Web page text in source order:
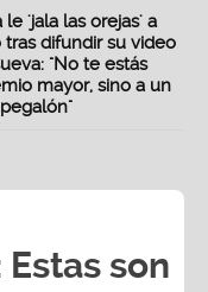
le 'jala las orejas' a
tras difundir su video
"No te estás
mayor, sino a un
son